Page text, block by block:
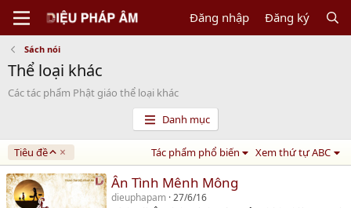
Đăng nhập Đăng ký
Sách nói
Thể loại khác
Các tác phẩm Phật giáo thể loại khác
Danh mục
Tiêu đề
A
s
c
e
Tác phẩm phổ biến Xem thứ tự ABC
Ân Tình Mênh Mông
dieuphapam 27/6/16